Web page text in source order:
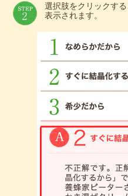
選択肢をクリックす
表示されます。